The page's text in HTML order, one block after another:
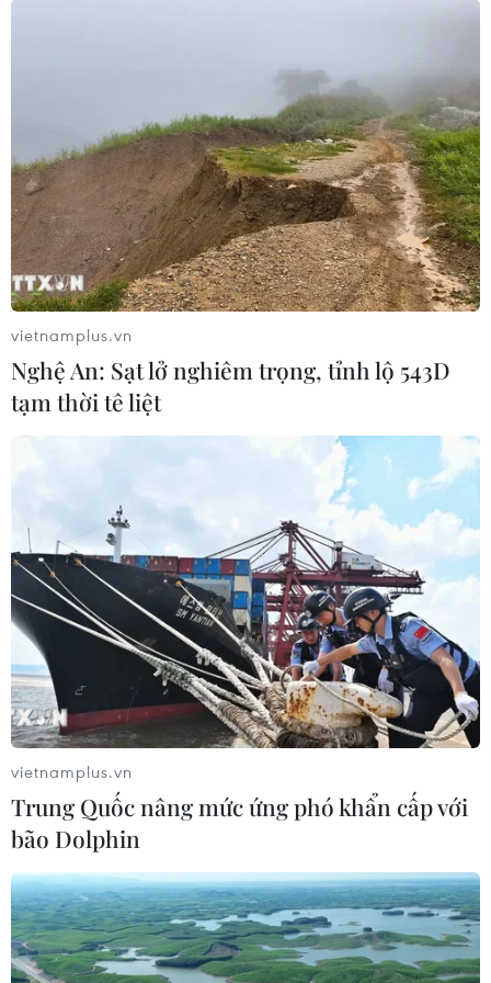
Máy bay chở khách nội địa đầu tiên
của Nga hoàn tất chuyến bay thử
nghiệm
04/08/2026 01:25
Xem thêm
Tổng Biên tập: TRẦN TIẾN DUẨN
Phó Tổng Biên tập: NGUYỄN THỊ TÁM, KHÚC THANH
THỦY
Sở hữu trí tuệ
Quy định sử dụng
RSS
Hỗ trợ
Ngôn ngữ
TTXVN
Dịch vụ tin
Quảng cáo
Liên hệ
cấp ngày 11/9/2008.
Quảng cáo: Phó TBT Nguyễn Thị Tám: 093.5958688, Email:
tamvna@gmail.com
Điện thoại: (024) 39411349 - (024) 39411348, Fax: (024)
vietnamplus.vn
Nghệ An: Sạt lở nghiêm trọng, tỉnh lộ 543D
tạm thời tê liệt
vietnamplus.vn
Trung Quốc nâng mức ứng phó khẩn cấp với
bão Dolphin